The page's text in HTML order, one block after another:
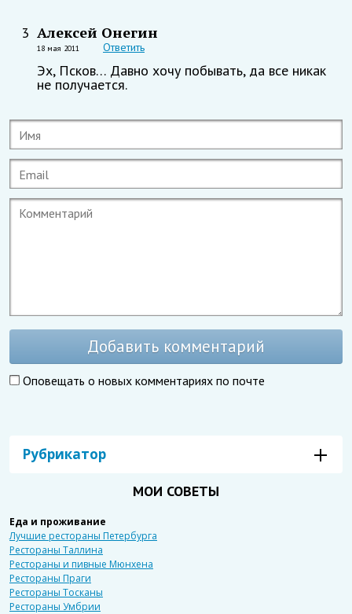
3 Алексей Онегин
18 мая 2011 Ответить
Эх, Псков… Давно хочу побывать, да все никак
не получается.
Добавить комментарий
Оповещать о новых комментариях по почте
Рубрикатор
МОИ СОВЕТЫ
Еда и проживание
Лучшие рестораны Петербурга
Рестораны Таллина
Рестораны и пивные Мюнхена
Рестораны Праги
Рестораны Тосканы
Рестораны Умбрии